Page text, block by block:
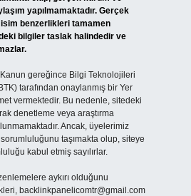
yapılmamaktadır. Gerçek
benzerlikleri tamamen
bilgiler taslak halindedir ve
Kanun gereğince Bilgi Teknolojileri
tarafından onaylanmış bir Yer
vermektedir. Bu nedenle, sitedeki
denetleme veya araştırma
Ancak, üyelerimiz
taşımakta olup, siteye
kabul etmiş sayılırlar.
aykırı olduğunu
backlinkpanelicomtr@gmail.com